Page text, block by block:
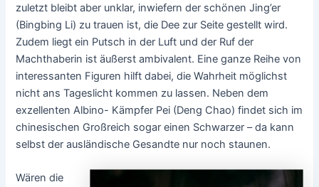
zuletzt bleibt aber unklar, inwiefern der schönen Jing’er
(Bingbing Li) zu trauen ist, die Dee zur Seite gestellt wird.
Zudem liegt ein Putsch in der Luft und der Ruf der
Machthaberin ist äußerst ambivalent. Eine ganze Reihe von
interessanten Figuren hilft dabei, die Wahrheit möglichst
nicht ans Tageslicht kommen zu lassen. Neben dem
exzellenten Albino- Kämpfer Pei (Deng Chao) findet sich im
chinesischen Großreich sogar einen Schwarzer – da kann
selbst der ausländische Gesandte nur noch staunen.
Wären die